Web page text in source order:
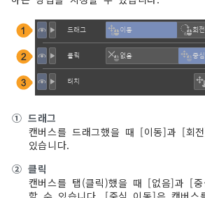
① 드래그
캔버스를 드래그했을 때 [이동]과 [회
있습니다.
② 클릭
캔버스를 탭(클릭)했을 때 [없음]과 [